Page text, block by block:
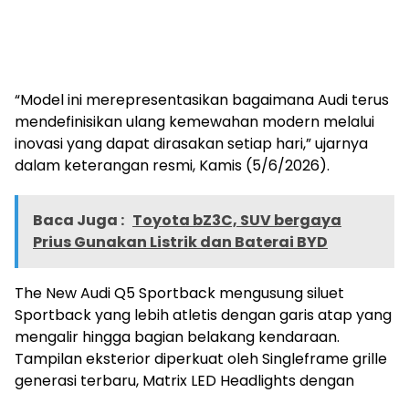
“Model ini merepresentasikan bagaimana Audi terus
mendefinisikan ulang kemewahan modern melalui
inovasi yang dapat dirasakan setiap hari,” ujarnya
dalam keterangan resmi, Kamis (5/6/2026).
Baca Juga : Toyota bZ3C, SUV bergaya
Prius Gunakan Listrik dan Baterai BYD
The New Audi Q5 Sportback mengusung siluet
Sportback yang lebih atletis dengan garis atap yang
mengalir hingga bagian belakang kendaraan.
Tampilan eksterior diperkuat oleh Singleframe grille
generasi terbaru, Matrix LED Headlights dengan